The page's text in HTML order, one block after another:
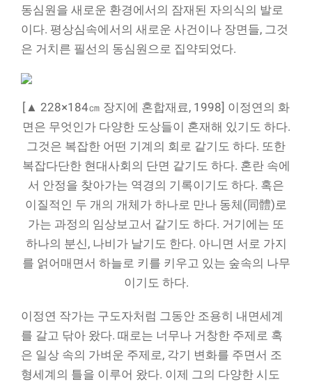
동심원을 새로운 환경에서의 잠재된 자의식의 발로
이다. 평상심속에서의 새로운 사건이나 장면들, 그것
은 거치른 필선의 동심원으로 집약되었다.
[▲ 228×184㎝ 장지에 혼합재료, 1998] 이정연의 화
면은 무엇인가 다양한 도상들이 혼재해 있기도 하다.
그것은 복잡한 어떤 기계의 회로 같기도 하다. 또한
복잡다단한 현대사회의 단면 같기도 하다. 혼란 속에
서 안정을 찾아가는 역경의 기록이기도 하다. 혹은
이질적인 두 개의 개체가 하나로 만나 동체(同體)로
가는 과정의 임상보고서 같기도 하다. 거기에는 또
하나의 분신, 나비가 날기도 한다. 아니면 서로 가지
를 얽어매면서 하늘로 키를 키우고 있는 숲속의 나무
이기도 하다.
이정연 작가는 구도자처럼 그동안 조용히 내면세계
를 갈고 닦아 왔다. 때로는 너무나 거창한 주제로 혹
은 일상 속의 가벼운 주제로, 각기 변화를 주면서 조
형세계의 틀을 이루어 왔다. 이제 그의 다양한 시도